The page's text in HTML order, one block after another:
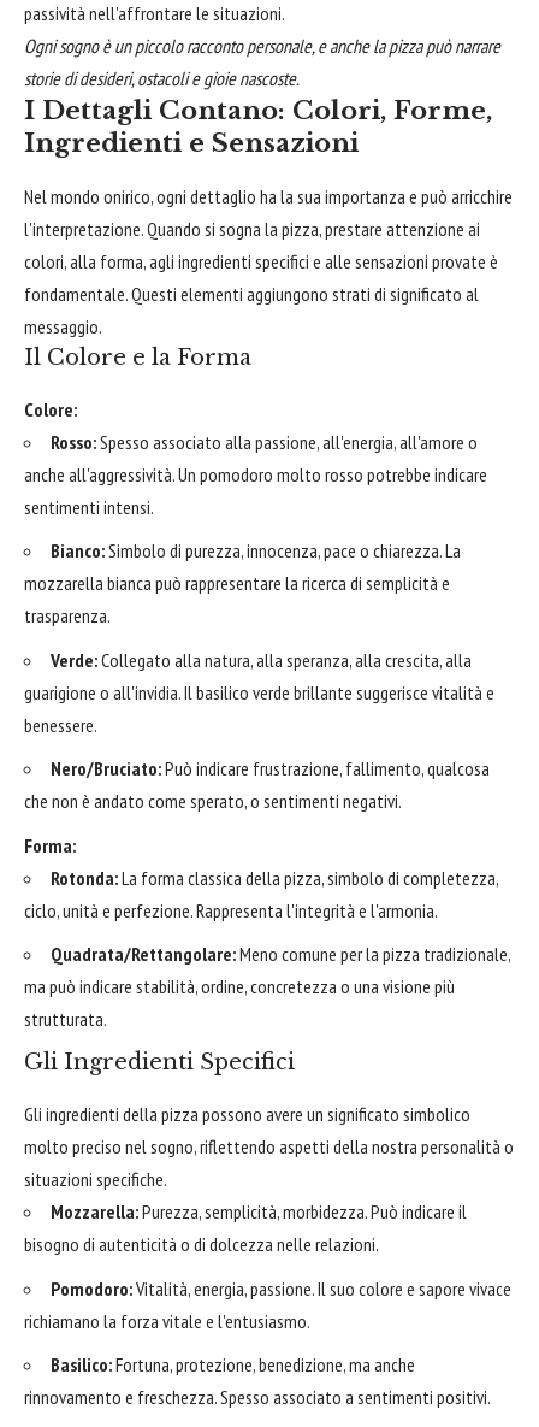
passività nell'affrontare le situazioni.
Ogni sogno è un piccolo racconto personale, e anche la pizza può narrare
storie di desideri, ostacoli e gioie nascoste.
I Dettagli Contano: Colori, Forme,
Ingredienti e Sensazioni
Nel mondo onirico, ogni dettaglio ha la sua importanza e può arricchire
l'interpretazione. Quando si sogna la pizza, prestare attenzione ai
colori, alla forma, agli ingredienti specifici e alle sensazioni provate è
fondamentale. Questi elementi aggiungono strati di significato al
messaggio.
Il Colore e la Forma
Colore:
Rosso:Spesso associato alla passione, all'energia, all'amore o
anche all'aggressività. Un pomodoro molto rosso potrebbe indicare
sentimenti intensi.
Bianco:Simbolo di purezza, innocenza, pace o chiarezza. La
mozzarella bianca può rappresentare la ricerca di semplicità e
trasparenza.
Verde:Collegato alla natura, alla speranza, alla crescita, alla
guarigione o all'invidia. Il basilico verde brillante suggerisce vitalità e
benessere.
Nero/Bruciato:Può indicare frustrazione, fallimento, qualcosa
che non è andato come sperato, o sentimenti negativi.
Forma:
Rotonda:La forma classica della pizza, simbolo di completezza,
ciclo, unità e perfezione. Rappresenta l'integrità e l'armonia.
Quadrata/Rettangolare:Meno comune per la pizza tradizionale,
ma può indicare stabilità, ordine, concretezza o una visione più
strutturata.
Gli Ingredienti Specifici
Gli ingredienti della pizza possono avere un significato simbolico
molto preciso nel sogno, riflettendo aspetti della nostra personalità o
situazioni specifiche.
Mozzarella:Purezza, semplicità, morbidezza. Può indicare il
bisogno di autenticità o di dolcezza nelle relazioni.
Pomodoro:Vitalità, energia, passione. Il suo colore e sapore vivace
richiamano la forza vitale e l'entusiasmo.
Basilico:Fortuna, protezione, benedizione, ma anche
rinnovamento e freschezza. Spesso associato a sentimenti positivi.